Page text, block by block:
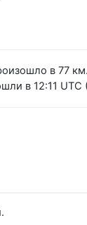
в 77
в 12:11